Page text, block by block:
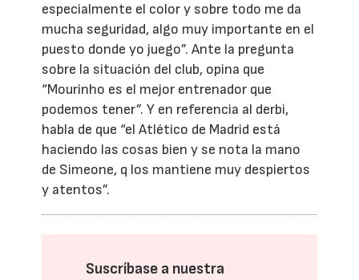
especialmente el color y sobre todo me da
mucha seguridad, algo muy importante en el
puesto donde yo juego”. Ante la pregunta
sobre la situación del club, opina que
“Mourinho es el mejor entrenador que
podemos tener”. Y en referencia al derbi,
habla de que “el Atlético de Madrid está
haciendo las cosas bien y se nota la mano
de Simeone, q los mantiene muy despiertos
y atentos”.
Suscríbase a nuestra